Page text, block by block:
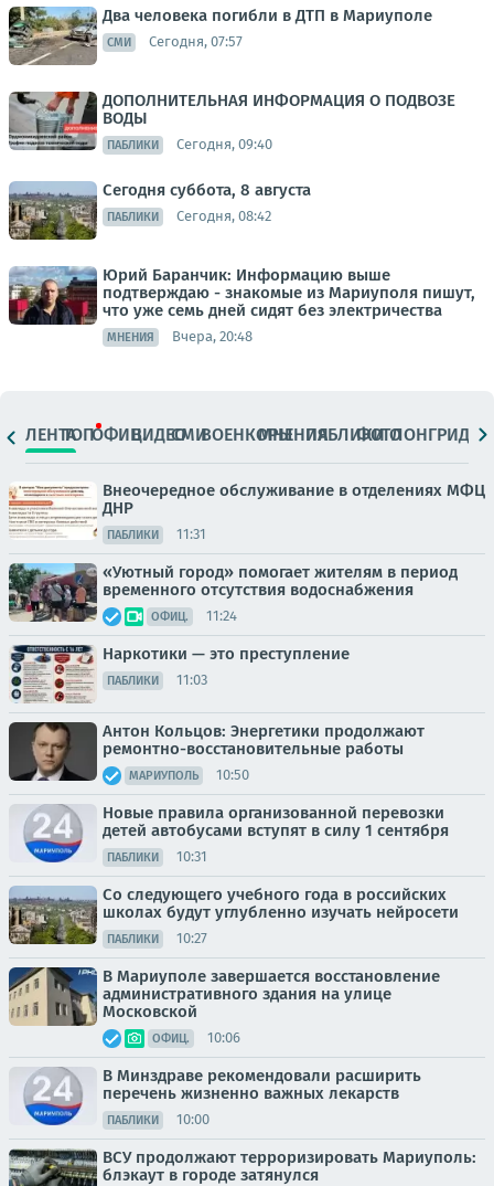
Два человека погибли в ДТП в Мариуполе
СМИ Сегодня, 07:57
ДОПОЛНИТЕЛЬНАЯ ИНФОРМАЦИЯ О ПОДВОЗЕ
ВОДЫ
ПАБЛИКИ Сегодня, 09:40
Сегодня суббота, 8 августа
ПАБЛИКИ Сегодня, 08:42
Юрий Баранчик: Информацию выше
подтверждаю - знакомые из Мариуполя пишут,
что уже семь дней сидят без электричества
МНЕНИЯ Вчера, 20:48
ЛЕНТАТОПОФИЦ.ВИДЕОСМИВОЕНКОРЫМНЕНИЯПАБЛИКИ
ФОТОЛОНГРИДЫ
Внеочередное обслуживание в отделениях МФЦ
ДНР
ПАБЛИКИ 11:31
«Уютный город» помогает жителям в период
временного отсутствия водоснабжения
ОФИЦ. 11:24
Наркотики — это преступление
ПАБЛИКИ 11:03
Антон Кольцов: Энергетики продолжают
ремонтно-восстановительные работы
МАРИУПОЛЬ 10:50
Новые правила организованной перевозки
детей автобусами вступят в силу 1 сентября
ПАБЛИКИ 10:31
Со следующего учебного года в российских
школах будут углубленно изучать нейросети
ПАБЛИКИ 10:27
В Мариуполе завершается восстановление
административного здания на улице
Московской
ОФИЦ. 10:06
В Минздраве рекомендовали расширить
перечень жизненно важных лекарств
ПАБЛИКИ 10:00
ВСУ продолжают терроризировать Мариуполь:
блэкаут в городе затянулся